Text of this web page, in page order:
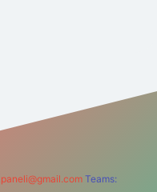
Teams: